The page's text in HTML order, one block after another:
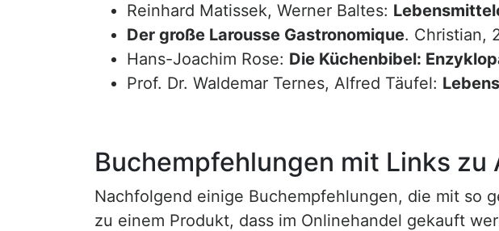
Reinhard Matissek, Werner Baltes:
Der große Larousse Gastronomique. Christian,
Hans-Joachim Rose: Die Küchenbibel:
Prof. Dr. Waldemar Ternes, Alfred Täufel:
Buchempfehlungen mit Links zu
Nachfolgend einige Buchempfehlungen, die mit so
zu einem Produkt, dass im Onlinehandel gekauft